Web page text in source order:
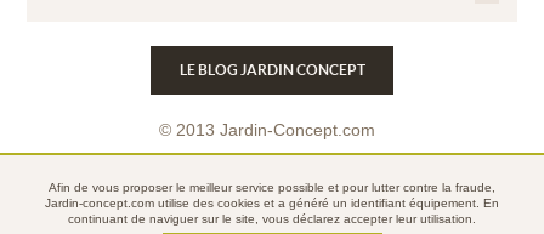
LE BLOG JARDIN CONCEPT
© 2013 Jardin-Concept.com
Mentions légales
Afin de vous proposer le meilleur service possible et pour lutter contre la fraude,
Jardin-concept.com utilise des cookies et a généré un identifiant équipement. En
continuant de naviguer sur le site, vous déclarez accepter leur utilisation.